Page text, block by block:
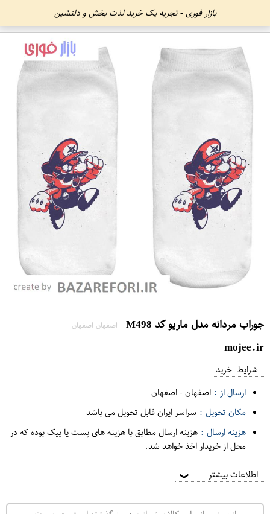
بازار فوری - تجربه یک خرید لذت بخش و دلنشین
جوراب مردانه مدل ماریو کد M498 اصفهان اصفهان
mojee.ir
شرایط خرید
ارسال از : اصفهان-اصفهان
مکان تحویل : سراسر ایران قابل تحویل می باشد
هزینه ارسال : هزینه ارسال مطابق با هزینه های پست یا پیک بوده که در
محل از خریدار اخذ خواهد شد.
اطلاعات بیشتر ❯